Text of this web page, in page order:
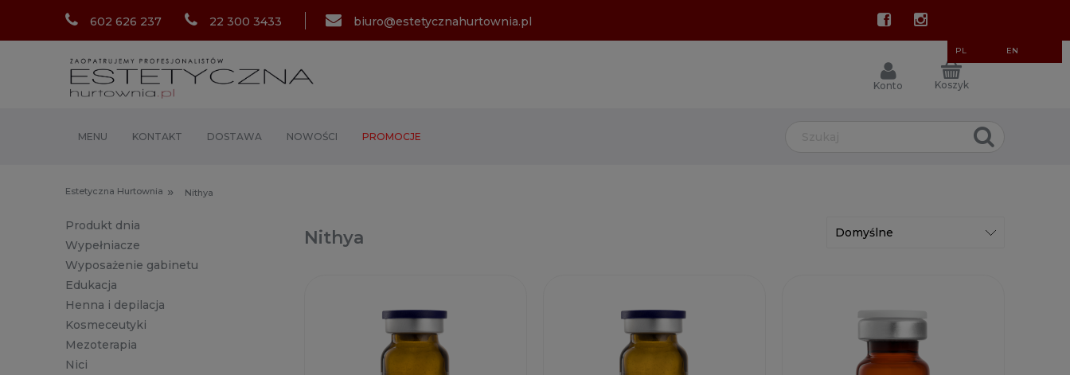
602 626 237 22 300 3433 biuro@estetycznahurtownia.pl
PL EN
Koszyk
Konto
MENU KONTAKT DOSTAWA NOWOŚCI PROMOCJE
Estetyczna Hurtownia » Nithya
Produkt dnia
Wypełniacze
Wyposażenie gabinetu
Edukacja
Henna i depilacja
Kosmeceutyki
Mezoterapia
Nici
Nithya